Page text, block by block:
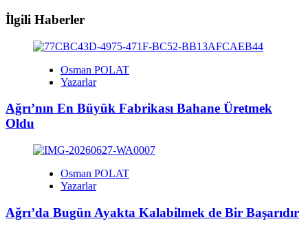
İlgili Haberler
Osman POLAT
Yazarlar
Ağrı’nın En Büyük Fabrikası Bahane Üretmek
Oldu
Osman POLAT
Yazarlar
Ağrı’da Bugün Ayakta Kalabilmek de Bir Başarıdır